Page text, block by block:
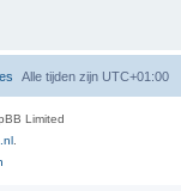
Alle tijden zijn UTC+01:00
Limited